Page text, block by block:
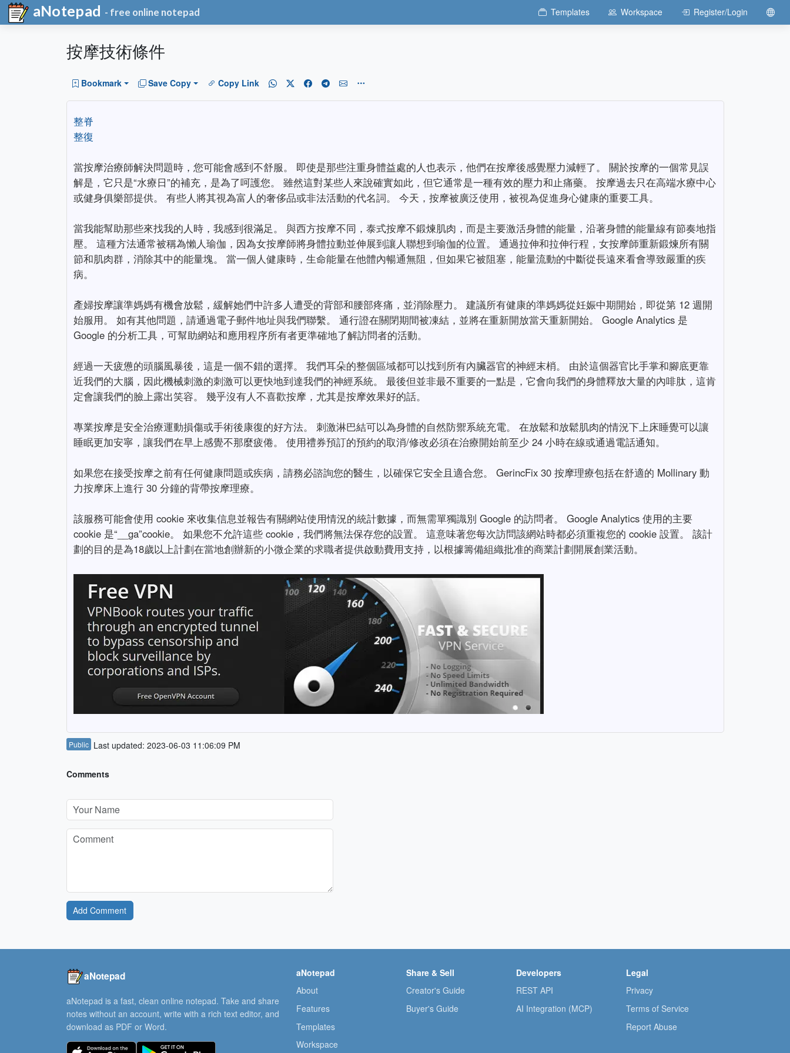
aNotepad - free online notepad Templates Workspace Register/Login
按摩技術條件
Bookmark Save Copy Copy Link
整脊
整復
當按摩治療師解決問題時，您可能會感到不舒服。 即使是那些注重身體益處的人也表示，他們在按摩後感覺壓力減輕了。 關於按摩的一個常見誤
解是，它只是“水療日”的補充，是為了呵護您。 雖然這對某些人來說確實如此，但它通常是一種有效的壓力和止痛藥。 按摩過去只在高端水療中心
或健身俱樂部提供。 有些人將其視為富人的奢侈品或非法活動的代名詞。 今天，按摩被廣泛使用，被視為促進身心健康的重要工具。
當我能幫助那些來找我的人時，我感到很滿足。 與西方按摩不同，泰式按摩不鍛煉肌肉，而是主要激活身體的能量，沿著身體的能量線有節奏地指
壓。 這種方法通常被稱為懶人瑜伽，因為女按摩師將身體拉動並伸展到讓人聯想到瑜伽的位置。 通過拉伸和拉伸行程，女按摩師重新鍛煉所有關
節和肌肉群，消除其中的能量塊。 當一個人健康時，生命能量在他體內暢通無阻，但如果它被阻塞，能量流動的中斷從長遠來看會導致嚴重的疾
病。
產婦按摩讓準媽媽有機會放鬆，緩解她們中許多人遭受的背部和腰部疼痛，並消除壓力。 建議所有健康的準媽媽從妊娠中期開始，即從第 12 週開
始服用。 如有其他問題，請通過電子郵件地址與我們聯繫。 通行證在關閉期間被凍結，並將在重新開放當天重新開始。 Google Analytics 是
Google 的分析工具，可幫助網站和應用程序所有者更準確地了解訪問者的活動。
經過一天疲憊的頭腦風暴後，這是一個不錯的選擇。 我們耳朵的整個區域都可以找到所有內臟器官的神經末梢。 由於這個器官比手掌和腳底更靠
近我們的大腦，因此機械刺激的刺激可以更快地到達我們的神經系統。 最後但並非最不重要的一點是，它會向我們的身體釋放大量的內啡肽，這肯
定會讓我們的臉上露出笑容。 幾乎沒有人不喜歡按摩，尤其是按摩效果好的話。
專業按摩是安全治療運動損傷或手術後康復的好方法。 刺激淋巴結可以為身體的自然防禦系統充電。 在放鬆和放鬆肌肉的情況下上床睡覺可以讓
睡眠更加安寧，讓我們在早上感覺不那麼疲倦。 使用禮券預訂的預約的取消/修改必須在治療開始前至少 24 小時在線或通過電話通知。
如果您在接受按摩之前有任何健康問題或疾病，請務必諮詢您的醫生，以確保它安全且適合您。 GerincFix 30 按摩理療包括在舒適的 Mollinary 動
力按摩床上進行 30 分鐘的背帶按摩理療。
該服務可能會使用 cookie 來收集信息並報告有關網站使用情況的統計數據，而無需單獨識別 Google 的訪問者。 Google Analytics 使用的主要
cookie 是“__ga”cookie。 如果您不允許這些 cookie，我們將無法保存您的設置。 這意味著您每次訪問該網站時都必須重複您的 cookie 設置。 該計
劃的目的是為18歲以上計劃在當地創辦新的小微企業的求職者提供啟動費用支持，以根據籌備組織批准的商業計劃開展創業活動。
Public Last updated: 2023-06-03 11:06:09 PM
Comments
Add Comment
aNotepad
aNotepad is a fast, clean online notepad. Take and share
notes without an account, write with a rich text editor, and
download as PDF or Word.
aNotepad
About
Features
Templates
Workspace
Share & Sell
Creator's Guide
Buyer's Guide
Developers
REST API
AI Integration (MCP)
Legal
Privacy
Terms of Service
Report Abuse